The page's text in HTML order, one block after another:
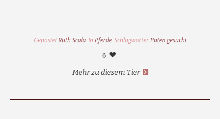
GepostetRuth Scala In Pferde SchlagwörterPaten gesucht
6
Mehr zu diesem Tier